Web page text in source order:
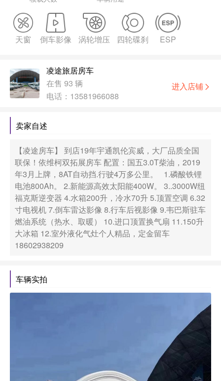
天窗 倒车影像 涡轮增压 四轮碟刹 ESP
凌途旅居房车
在售 93 辆
电话：13581966088
进入店铺 
卖家自述
【凌途房车】 到店19年宇通凯伦宾威，大厂品质全国
联保！依维柯双拓展房车 配置：国五3.0T柴油，2019
年3月上牌，8AT自动挡.行驶4万多公里。 1.磷酸铁锂
电池800Ah。 2.新能源高效太阳能400W。 3..3000W纽
福克斯逆变器 4.水箱200升，冷水70升 5.顶置空调 6.32
寸电视机 7.倒车雷达影像 8.行车后视影像 9.韦巴斯驻车
燃油系统（热水、取暖） 10.进口顶置换气扇 11.150升
大冰箱 12.室外液化气灶 ​个人精品，定金留车
18602938209
车辆实拍